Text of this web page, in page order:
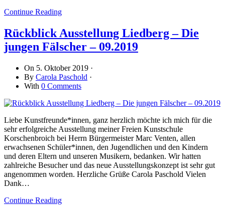
Continue Reading
Rückblick Ausstellung Liedberg – Die
jungen Fälscher – 09.2019
On 5. Oktober 2019 ·
By Carola Paschold ·
With 0 Comments
Liebe Kunstfreunde*innen, ganz herzlich möchte ich mich für die
sehr erfolgreiche Ausstellung meiner Freien Kunstschule
Korschenbroich bei Herrn Bürgermeister Marc Venten, allen
erwachsenen Schüler*innen, den Jugendlichen und den Kindern
und deren Eltern und unseren Musikern, bedanken. Wir hatten
zahlreiche Besucher und das neue Ausstellungskonzept ist sehr gut
angenommen worden. Herzliche Grüße Carola Paschold Vielen
Dank…
Continue Reading